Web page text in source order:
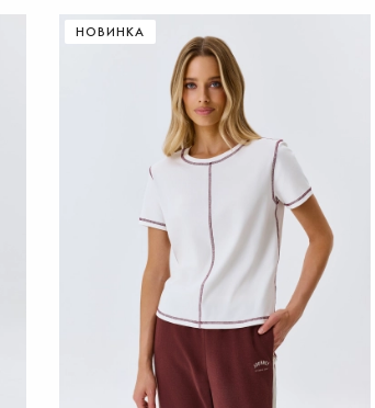
ДОБАВИТЬ В КОРЗИНУ
38
НОВИНКА